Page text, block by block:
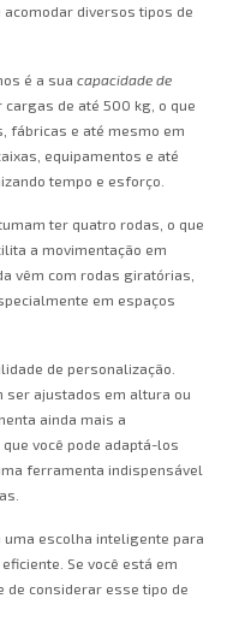
diversos tipos de
é a sua capacidade de
cargas de até 500 kg, o que
fábricas e até mesmo em
equipamentos e até
tempo e esforço.
ter quatro rodas, o que
a movimentação em
vêm com rodas giratórias,
em espaços
de personalização.
ser ajustados em altura ou
ainda mais a
você pode adaptá-los
ferramenta indispensável
escolha inteligente para
Se você está em
de considerar esse tipo de